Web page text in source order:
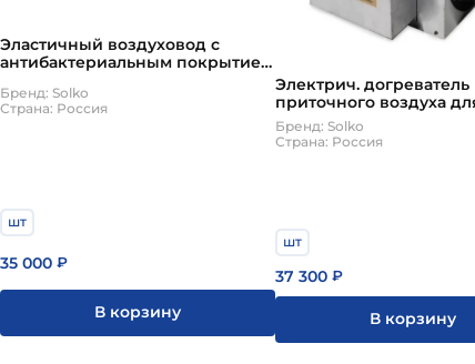
Эластичный воздуховод с
антибактериальным покрытием
Solko
Бренд: Solko
Страна: Россия
шт
35 000 ₽
В корзину
Электрич. догреватель
приточного воздуха
горизонт установок HH
400 м3/ч Solko
Бренд: Solko
Страна: Россия
шт
37 300 ₽
В корзину